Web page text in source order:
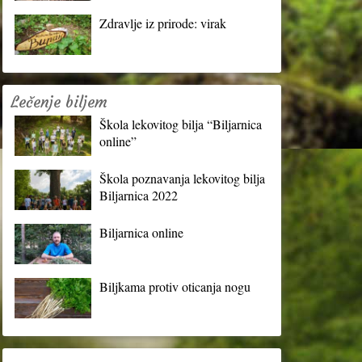
Zdravlje iz prirode: virak
Lečenje biljem
Škola lekovitog bilja “Biljarnica
online”
Škola poznavanja lekovitog bilja
Biljarnica 2022
Biljarnica online
Biljkama protiv oticanja nogu